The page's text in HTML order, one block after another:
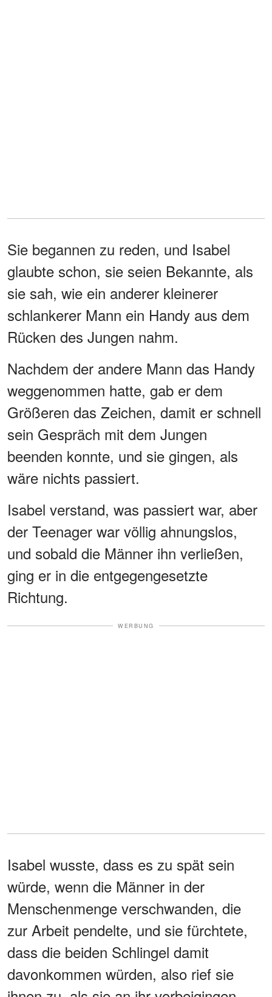
Sie begannen zu reden, und Isabel
glaubte schon, sie seien Bekannte, als
sie sah, wie ein anderer kleinerer
schlankerer Mann ein Handy aus dem
Rücken des Jungen nahm.
Nachdem der andere Mann das Handy
weggenommen hatte, gab er dem
Größeren das Zeichen, damit er schnell
sein Gespräch mit dem Jungen
beenden konnte, und sie gingen, als
wäre nichts passiert.
Isabel verstand, was passiert war, aber
der Teenager war völlig ahnungslos,
und sobald die Männer ihn verließen,
ging er in die entgegengesetzte
Richtung.
WERBUNG
Isabel wusste, dass es zu spät sein
würde, wenn die Männer in der
Menschenmenge verschwanden, die
zur Arbeit pendelte, und sie fürchtete,
dass die beiden Schlingel damit
davonkommen würden, also rief sie